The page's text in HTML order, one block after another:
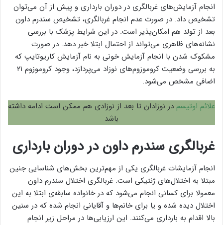
انجام آزمایش‌های غربالگری در دوران بارداری و پیش از آن می‌توان
تشخیص داد. در صورت عدم انجام غربالگری، تشخیص سندرم داون
بعد از تولد هم امکان‌پذیر است. در این شرایط پزشک با بررسی
نشانه‌های ظاهری می‌تواند از احتمال ابتلا خبر دهد. در صورت
مشکوک شدن با انجام آزمایش خونی به نام آزمایش کاریوتایپ که
به بررسی وضعیت کروموزوم‌های نوزاد می‌پردازد، وجود کروموزوم ۲۱
اضافی مشخص می‌شود.
علائم اوتیسم در نوزادان تا بعد از نوزادی هم ممکن است ادامه داشته
باشد
غربالگری سندرم داون در دوران بارداری
انجام آزمایشات غربالگری یکی از مهم‌ترین بخش‌های شناسایی جنین
مبتلا به اختلال‌های ژنتیکی است. غربالگری اختلال سندرم داون
معمولا برای کسانی انجام می‌شود که در خانواده سابقه‌ی ابتلا به این
اختلال دیده شده و یا برای خانم‌ها و آقایانی انجام شده که در سنین
بالا اقدام به بارداری می‌کنند. این ارزیابی‌ها در مراحل زیر انجام